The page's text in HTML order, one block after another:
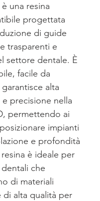
una resina
progettata
di guide
trasparenti e
settore dentale. È
facile da
garantisce alta
e precisione nella
permettendo ai
impianti
e profondità
è ideale per
che
di materiali
di alta qualità per